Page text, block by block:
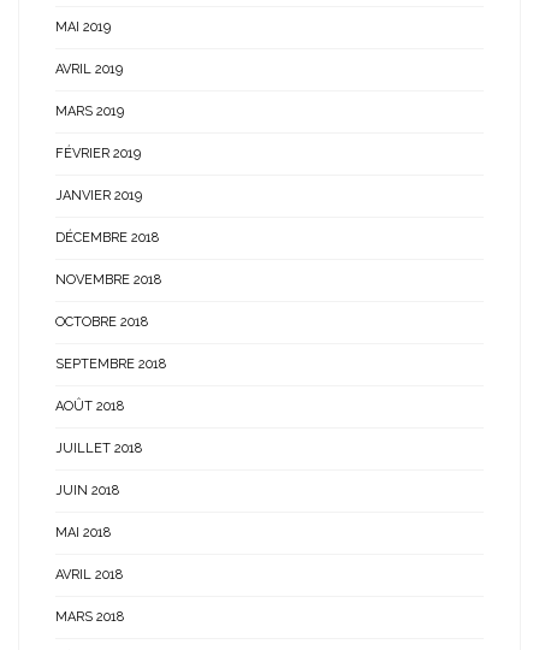
MAI 2019
AVRIL 2019
MARS 2019
FÉVRIER 2019
JANVIER 2019
DÉCEMBRE 2018
NOVEMBRE 2018
OCTOBRE 2018
SEPTEMBRE 2018
AOÛT 2018
JUILLET 2018
JUIN 2018
MAI 2018
AVRIL 2018
MARS 2018